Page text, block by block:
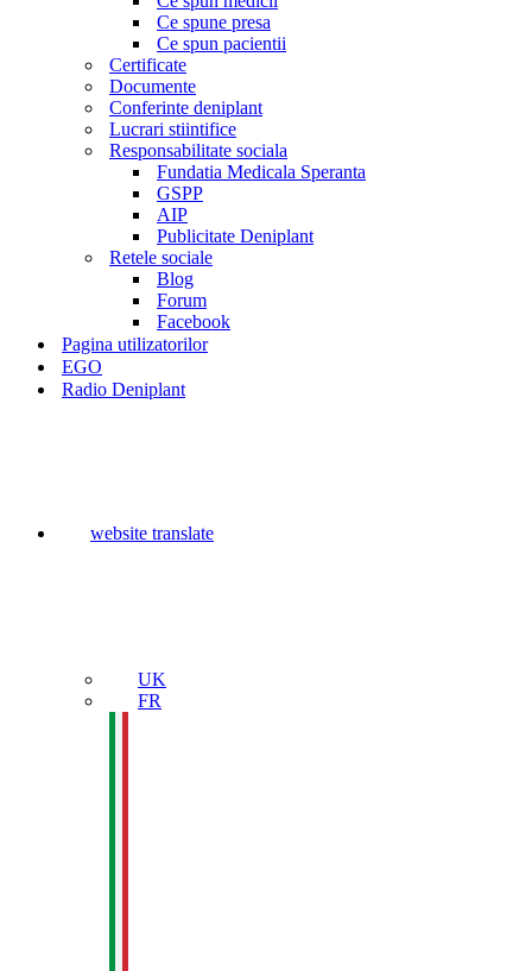
Ce spune presa
Ce spun pacientii
Certificate
Documente
Conferinte deniplant
Lucrari stiintifice
Responsabilitate sociala
Fundatia Medicala Speranta
GSPP
AIP
Publicitate Deniplant
Retele sociale
Blog
Forum
Facebook
Pagina utilizatorilor
EGO
Radio Deniplant
website translate
UK
FR